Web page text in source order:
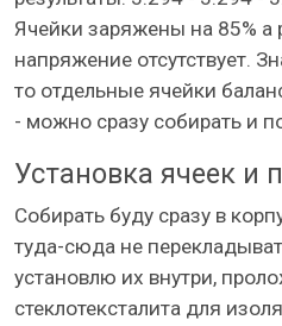
Ячейки заряжены на 85% а
напряжение отсутствует.
то отдельные ячейки
- можно сразу собирать и
Установка ячеек и
Собирать буду сразу в
туда-сюда не
установлю их внутри,
стеклотексталита для